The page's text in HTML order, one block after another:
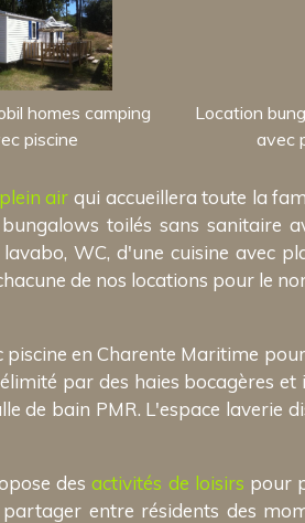
homes camping
piscine
Location
avec
air qui accueillera toute la
toilés sans sanitaire
WC, d'une cuisine avec
de nos locations pour le
piscine en Charente Maritime
par des haies bocagères et
de bain PMR. L'espace laverie
desactivités de loisirs pour
entre résidents des